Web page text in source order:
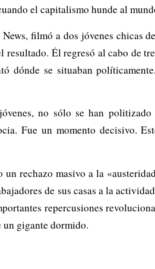
el capitalismo hunde al
filmó a dos jóvenes chicas
Él regresó al cabo de
dónde se situaban
no sólo se han
Fue un momento decisivo.
rechazo masivo a la
de sus casas a la
repercusiones
un gigante dormido.